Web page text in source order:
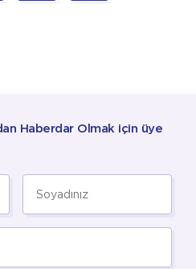
Haberdar Olmak için üye